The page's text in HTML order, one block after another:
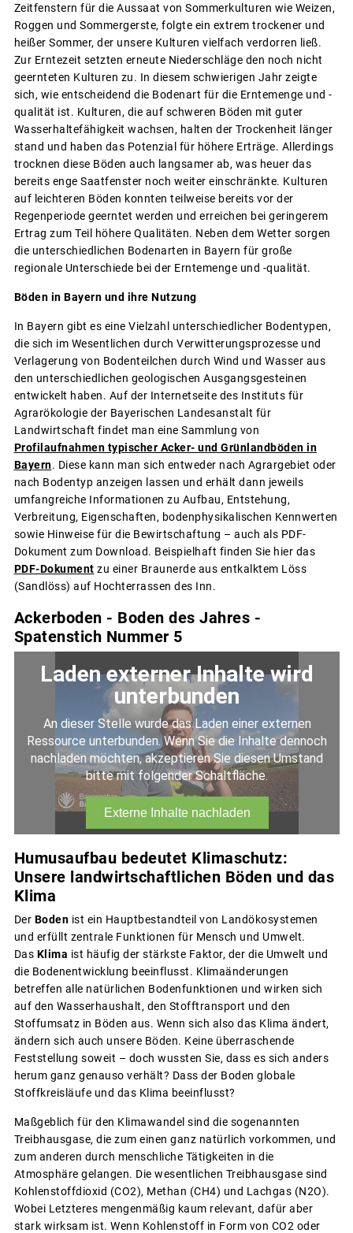
Zeitfenstern für die Aussaat von Sommerkulturen wie Weizen,
Roggen und Sommergerste, folgte ein extrem trockener und
heißer Sommer, der unsere Kulturen vielfach verdorren ließ.
Zur Erntezeit setzten erneute Niederschläge den noch nicht
geernteten Kulturen zu. In diesem schwierigen Jahr zeigte
sich, wie entscheidend die Bodenart für die Erntemenge und -
qualität ist. Kulturen, die auf schweren Böden mit guter
Wasserhaltefähigkeit wachsen, halten der Trockenheit länger
stand und haben das Potenzial für höhere Erträge. Allerdings
trocknen diese Böden auch langsamer ab, was heuer das
bereits enge Saatfenster noch weiter einschränkte. Kulturen
auf leichteren Böden konnten teilweise bereits vor der
Regenperiode geerntet werden und erreichen bei geringerem
Ertrag zum Teil höhere Qualitäten. Neben dem Wetter sorgen
die unterschiedlichen Bodenarten in Bayern für große
regionale Unterschiede bei der Erntemenge und -qualität.
Böden in Bayern und ihre Nutzung
In Bayern gibt es eine Vielzahl unterschiedlicher Bodentypen,
die sich im Wesentlichen durch Verwitterungsprozesse und
Verlagerung von Bodenteilchen durch Wind und Wasser aus
den unterschiedlichen geologischen Ausgangsgesteinen
entwickelt haben. Auf der Internetseite des Instituts für
Agrarökologie der Bayerischen Landesanstalt für
Landwirtschaft findet man eine Sammlung von
Profilaufnahmen typischer Acker- und Grünlandböden in
Bayern. Diese kann man sich entweder nach Agrargebiet oder
nach Bodentyp anzeigen lassen und erhält dann jeweils
umfangreiche Informationen zu Aufbau, Entstehung,
Verbreitung, Eigenschaften, bodenphysikalischen Kennwerten
sowie Hinweise für die Bewirtschaftung – auch als PDF-
Dokument zum Download. Beispielhaft finden Sie hier das
PDF-Dokument zu einer Braunerde aus entkalktem Löss
(Sandlöss) auf Hochterrassen des Inn.
Ackerboden - Boden des Jahres -
Spatenstich Nummer 5
Humusaufbau bedeutet Klimaschutz:
Unsere landwirtschaftlichen Böden und das
Klima
Der Boden ist ein Hauptbestandteil von Landökosystemen
und erfüllt zentrale Funktionen für Mensch und Umwelt.
Das Klima ist häufig der stärkste Faktor, der die Umwelt und
die Bodenentwicklung beeinflusst. Klimaänderungen
betreffen alle natürlichen Bodenfunktionen und wirken sich
auf den Wasserhaushalt, den Stofftransport und den
Stoffumsatz in Böden aus. Wenn sich also das Klima ändert,
ändern sich auch unsere Böden. Keine überraschende
Feststellung soweit – doch wussten Sie, dass es sich anders
herum ganz genauso verhält? Dass der Boden globale
Stoffkreisläufe und das Klima beeinflusst?
Maßgeblich für den Klimawandel sind die sogenannten
Treibhausgase, die zum einen ganz natürlich vorkommen, und
zum anderen durch menschliche Tätigkeiten in die
Atmosphäre gelangen. Die wesentlichen Treibhausgase sind
Kohlenstoffdioxid (CO2), Methan (CH4) und Lachgas (N2O).
Wobei Letzteres mengenmäßig kaum relevant, dafür aber
stark wirksam ist. Wenn Kohlenstoff in Form von CO2 oder